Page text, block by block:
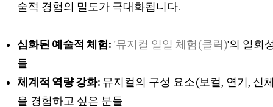
술적 경험의 밀도가 극대화됩니다.
심화된 예술적 체험: '뮤지컬 일일 체험(클릭)'의 일회
들
체계적 역량 강화: 뮤지컬의 구성 요소(보컬, 연기, 신
을 경험하고 싶은 분들